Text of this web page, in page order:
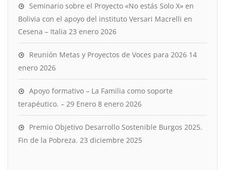
Seminario sobre el Proyecto «No estás Solo X» en
Bolivia con el apoyo del instituto Versari Macrelli en
Cesena – Italia 23 enero 2026
Reunión Metas y Proyectos de Voces para 2026 14
enero 2026
Apoyo formativo – La Familia como soporte
terapéutico. – 29 Enero 8 enero 2026
Premio Objetivo Desarrollo Sostenible Burgos 2025.
Fin de la Pobreza. 23 diciembre 2025